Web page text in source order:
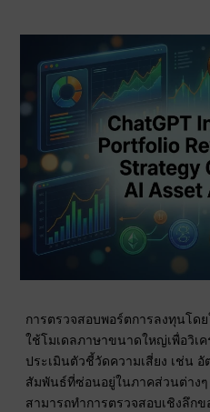
การตรวจสอบพอร์ตการลงทุนโด
ใช้โมเดลภาษาขนาดใหญ่เพื่อวิเ
ประเมินตัวชี้วัดความเสี่ยง เช่น
สัมพันธ์ที่ซ่อนอยู่ในภาคส่วนต่าง
สามารถทำการตรวจสอบเชิงลึก